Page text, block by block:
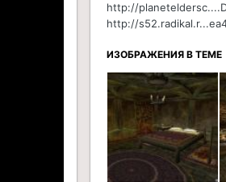
http://
http://
ИЗОБРАЖЕНИЯ В ТЕМЕ